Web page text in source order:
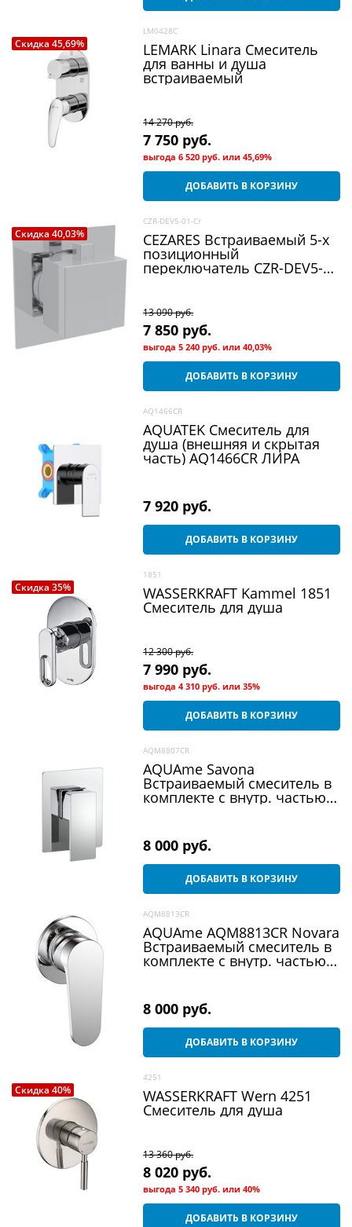
Скидка 45,69%
LM0428C
LEMARK Linara Смеситель
для ванны и душа
встраиваемый
14 270 руб.
7 750 руб.
выгода6 520 руб. или45,69%
ДОБАВИТЬ В КОРЗИНУ
Скидка 40,03%
CZR-DEV5-01-Cr
CEZARES Встраиваемый 5-х
позиционный
переключатель CZR-DEV5-
13 090 руб.
7 850 руб.
выгода5 240 руб. или40,03%
ДОБАВИТЬ В КОРЗИНУ
AQ1466CR
AQUATEK Смеситель для
душа (внешняя и скрытая
часть) AQ1466CR ЛИРА
7 920 руб.
ДОБАВИТЬ В КОРЗИНУ
Скидка 35%
1851
WASSERKRAFT Kammel 1851
Смеситель для душа
12 300 руб.
7 990 руб.
выгода4 310 руб. или35%
ДОБАВИТЬ В КОРЗИНУ
AQM8807CR
AQUAme Savona
Встраиваемый смеситель в
комплекте с внутр. частью,
8 000 руб.
ДОБАВИТЬ В КОРЗИНУ
AQM8813CR
AQUAme AQM8813CR Novara
Встраиваемый смеситель в
комплекте с внутр. частью,
8 000 руб.
ДОБАВИТЬ В КОРЗИНУ
Скидка 40%
4251
WASSERKRAFT Wern 4251
Смеситель для душа
13 360 руб.
8 020 руб.
выгода5 340 руб. или40%
ДОБАВИТЬ В КОРЗИНУ